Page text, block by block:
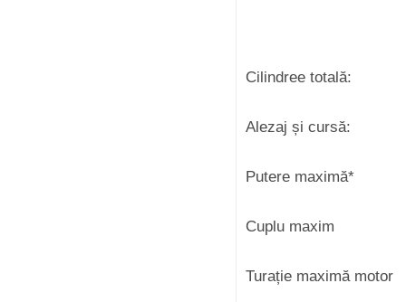
Cilindree
Alezaj și
Putere
Cuplu
Turație